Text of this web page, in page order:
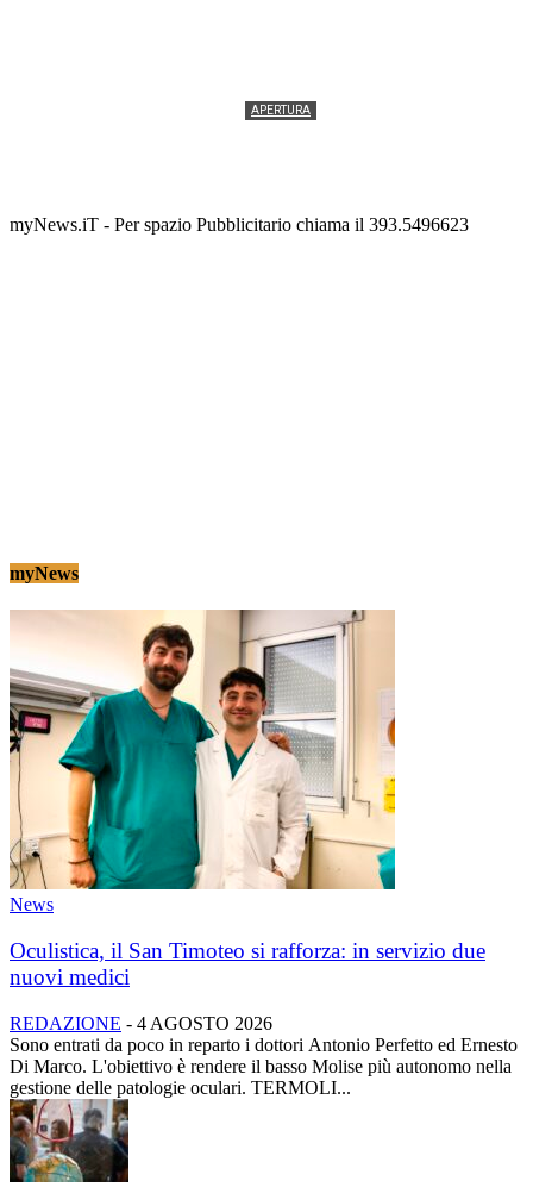
APERTURA
myNews.iT - Per spazio Pubblicitario chiama il 393.5496623
myNews
News
Oculistica, il San Timoteo si rafforza: in servizio due
nuovi medici
REDAZIONE - 4 AGOSTO 2026
Sono entrati da poco in reparto i dottori Antonio Perfetto ed Ernesto
Di Marco. L'obiettivo è rendere il basso Molise più autonomo nella
gestione delle patologie oculari. TERMOLI...